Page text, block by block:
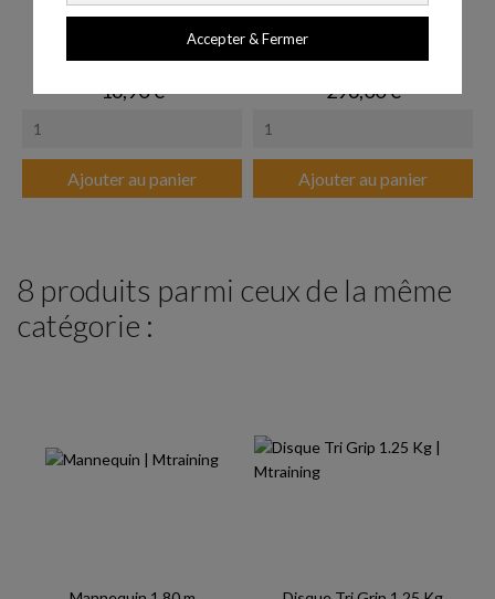
Accepter & Fermer
Elastique gainé 300 cm -...
Prix
16,90 €
Ajouter au panier
Lot de 3 bancs plio
Prix
296,00 €
Ajouter au panier
8 produits parmi ceux de la même
catégorie :